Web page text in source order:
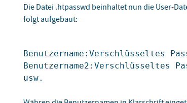
Die Datei .htpasswd beinhaltet nun die User-
folgt aufgebaut:
Benutzername:Verschlüsseltes
Benutzername2:Verschlüsseltes
usw.